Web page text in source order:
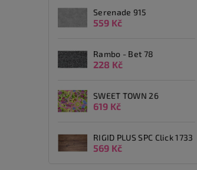
Serenade 915
559 Kč
Rambo - Bet 78
228 Kč
SWEET TOWN 26
619 Kč
RIGID PLUS SPC Click 1733
569 Kč